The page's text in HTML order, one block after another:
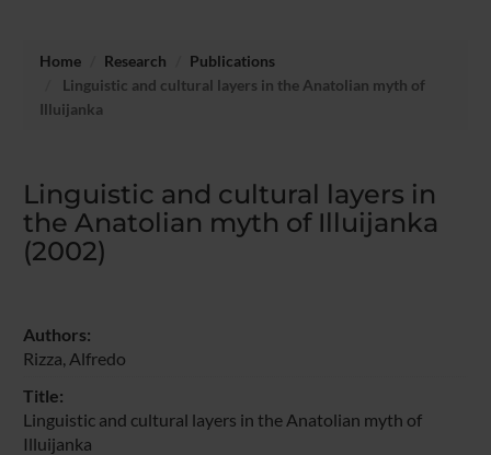
Home Research
Publications
Linguistic and cultural layers in the Anatolian myth of
Illuijanka
Linguistic and cultural layers in
the Anatolian myth of Illuijanka
(2002)
Authors:
Rizza, Alfredo
Title:
Linguistic and cultural layers in the Anatolian myth of
Illuijanka